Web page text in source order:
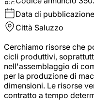
Data di pubblicazione
Città Saluzzo
Cerchiamo risorse che
cicli produttivi,
nell'assemblaggio di
per la produzione di
dimensioni. Le risorse
contratto a tempo